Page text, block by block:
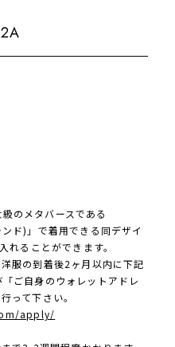
のメタバースである
ド)」で着用できる同デザイ
ることができます。
服の到着後2ヶ月以内に下記
ご自身のウォレットアドレ
って下さい。
apply/